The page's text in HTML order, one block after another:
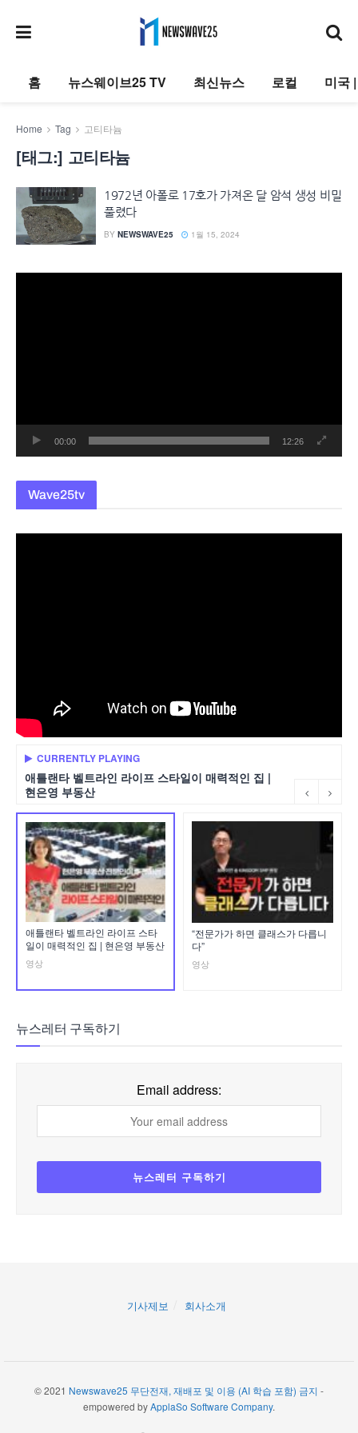
홈 뉴스웨이브25 TV 최신뉴스 로컬 미국
Home Tag 고티타늄
[태그:] 고티타늄
1972년 아폴로 17호가 가져온 달 암석 생성 비밀
풀렸다
BY NEWSWAVE25 1월 15, 2024
00:00 12:26
Wave25tv
CURRENTLY PLAYING
애틀랜타 벨트라인 라이프 스타일이 매력적인 집 |
현은영 부동산
애틀랜타 벨트라인 라이프 스타
일이 매력적인 집 | 현은영 부동산
영상
“전문가가 하면 클래스가 다릅니
다”
영상
뉴스레터 구독하기
Email address:
기사제보 회사소개
© 2021 Newswave25 무단전재, 재배포 및 이용 (AI 학습 포함) 금지 -
empowered byApplaSo Software Company.